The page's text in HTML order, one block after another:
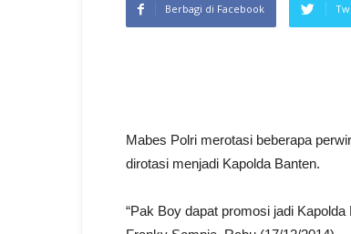
Berbagi di Facebook
Mabes Polri merotasi beberapa
dirotasi menjadi Kapolda Banten.
“Pak Boy dapat promosi jadi